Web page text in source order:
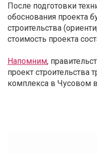
После подготовки
обоснования проекта
строительства
стоимость проекта
Напомним,
проект строительства
комплекса в Чусовом